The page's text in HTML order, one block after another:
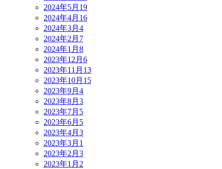
2024年5月 19
2024年4月 16
2024年3月 4
2024年2月 7
2024年1月 8
2023年12月 6
2023年11月 13
2023年10月 15
2023年9月 4
2023年8月 3
2023年7月 5
2023年6月 5
2023年4月 3
2023年3月 1
2023年2月 3
2023年1月 2